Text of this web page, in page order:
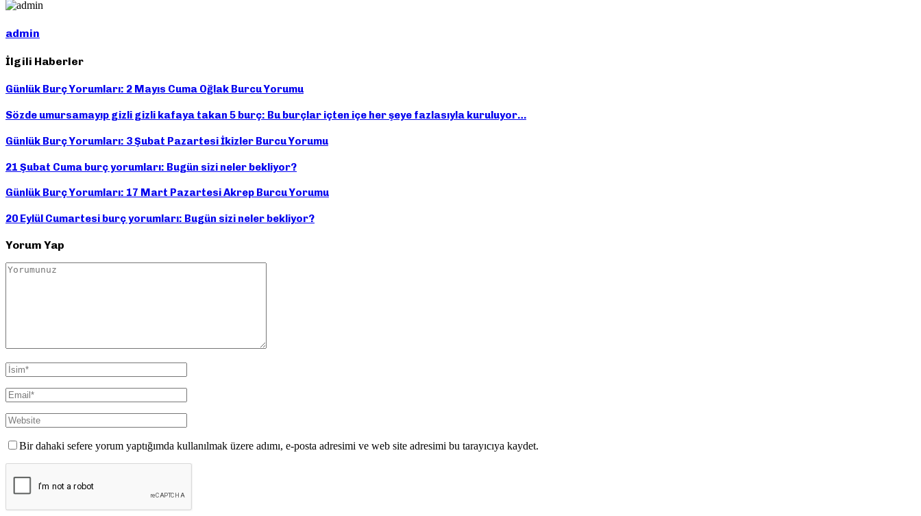
admin
İlgili Haberler
Günlük Burç Yorumları: 2 Mayıs Cuma Oğlak Burcu Yorumu
Sözde umursamayıp gizli gizli kafaya takan 5 burç: Bu burçlar içten içe her şeye fazlasıyla kuruluyor…
Günlük Burç Yorumları: 3 Şubat Pazartesi İkizler Burcu Yorumu
21 Şubat Cuma burç yorumları: Bugün sizi neler bekliyor?
Günlük Burç Yorumları: 17 Mart Pazartesi Akrep Burcu Yorumu
20 Eylül Cumartesi burç yorumları: Bugün sizi neler bekliyor?
Yorum Yap
Bir dahaki sefere yorum yaptığımda kullanılmak üzere adımı, e-posta adresimi ve web site adresimi bu tarayıcıya kaydet.